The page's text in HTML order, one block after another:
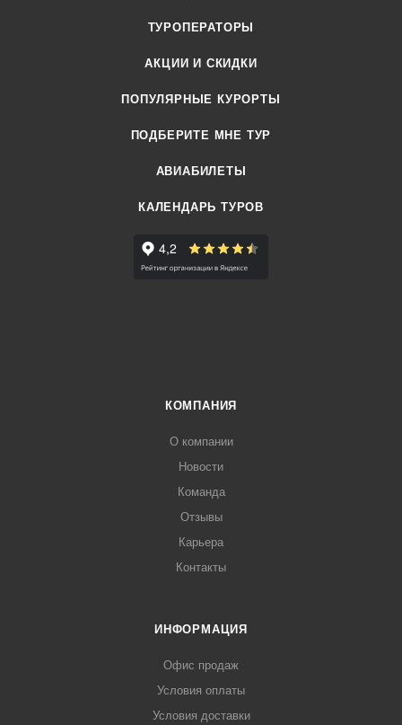
ТУРОПЕРАТОРЫ
АКЦИИ И СКИДКИ
ПОПУЛЯРНЫЕ КУРОРТЫ
ПОДБЕРИТЕ МНЕ ТУР
АВИАБИЛЕТЫ
КАЛЕНДАРЬ ТУРОВ
КОМПАНИЯ
О компании
Новости
Команда
Отзывы
Карьера
Контакты
ИНФОРМАЦИЯ
Офис продаж
Условия оплаты
Условия доставки